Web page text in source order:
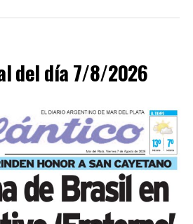
del día 7/8/2026